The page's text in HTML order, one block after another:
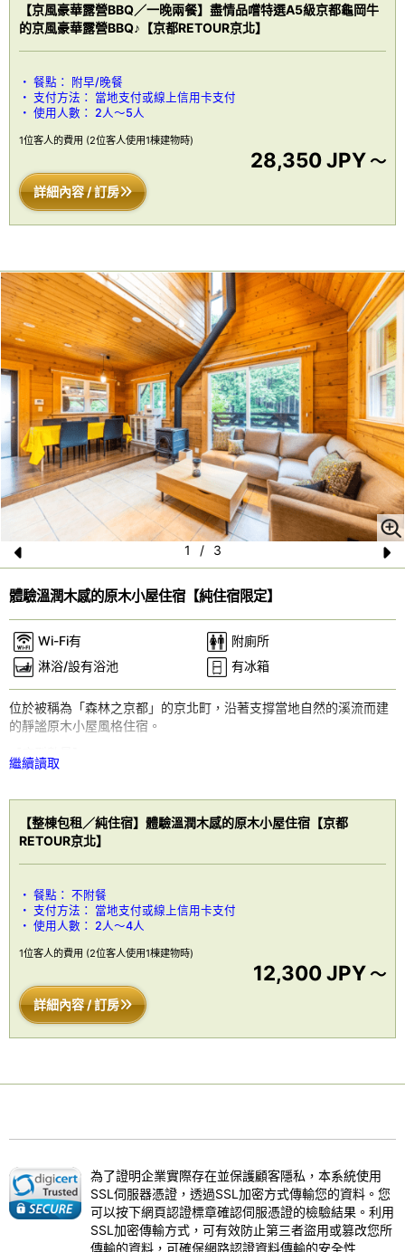
【京風豪華露營BBQ／一晚兩餐】盡情品嚐特選A5級京都龜岡牛
的京風豪華露營BBQ♪【京都RETOUR京北】
餐點：
附早/晚餐
支付方法：
當地支付或線上信用卡支付
使用人數：
2人～5人
1位客人的費用 (2位客人使用1棟建物時)
28,350 JPY～
詳細內容 / 訂房
Pr
e
vi
o
u
s
N
1 / 3
體驗溫潤木感的原木小屋住宿【純住宿限定】
Wi-Fi有
附廁所
淋浴/設有浴池
有冰箱
位於被稱為「森林之京都」的京北町，沿著支撐當地自然的溪流而建
的靜謐原木小屋風格住宿。
小型雙人床×2張、單人床×2張
【設備】
雪櫃、冷暖氣設備、電熱煎板、電熱水壺、無線喇叭、營火台、木
炭、柴火、電視
繼續讀取
【整棟包租／純住宿】體驗溫潤木感的原木小屋住宿【京都
RETOUR京北】
餐點： 不附餐
支付方法：
當地支付或線上信用卡支付
使用人數：
2人～4人
1位客人的費用 (2位客人使用1棟建物時)
12,300 JPY～
詳細內容 / 訂房
為了證明企業實際存在並保護顧客隱私，本系統使用
SSL伺服器憑證，透過SSL加密方式傳輸您的資料。您
可以按下網頁認證標章確認伺服憑證的檢驗結果。利用
SSL加密傳輸方式，可有效防止第三者盜用或篡改您所
傳輸的資料，可確保網路認證資料傳輸的安全性